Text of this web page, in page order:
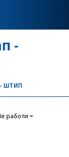
-
ШТИП
работи